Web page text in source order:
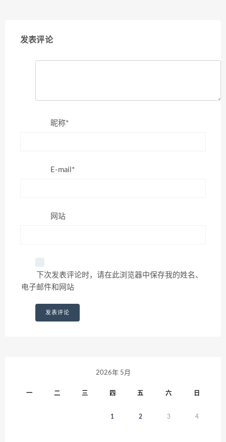
发表评论
昵称*
E-mail*
网站
下次发表评论时，请在此浏览器中保存我的姓名、
电子邮件和网站
2026年 5月
一 二 三 四 五 六 日
1 2 3 4